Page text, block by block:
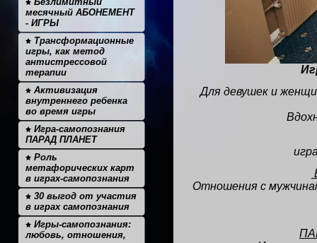
месячный АБОНЕМЕНТ
- ИГРЫ
Трансформационные
игры, как метод
антистрессовой
терапии
Активизация
внутреннего ребенка
во время игры
Игра-самопознания
ПАРАД ПЛАНЕТ
Роль
метафорических карт
в играх-самопознания
30 выгод от участия
в играх самопознания
Игры-самопознания:
любовь, отношения,
Для девушек и
Отношения с